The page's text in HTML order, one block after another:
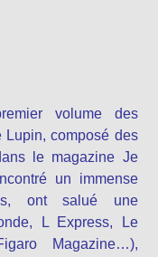
volume des
Lupin, composé des
le magazine Je
un immense
ont salué une
L Express, Le
Magazine…),